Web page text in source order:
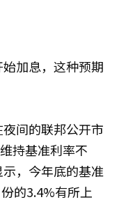
加息，这种预期
间的联邦公开市
持基准利率不
，今年底的基准
的3.4%有所上